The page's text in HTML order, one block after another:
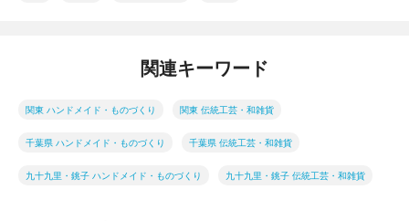
関連キーワード
関東 ハンドメイド・ものづくり 関東 伝統工芸・和雑貨
千葉県 ハンドメイド・ものづくり 千葉県 伝統工芸・和雑貨
九十九里・銚子 ハンドメイド・ものづくり 九十九里・銚子 伝統工芸・和雑貨